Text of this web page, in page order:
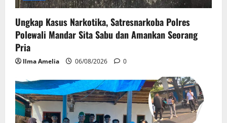
Ungkap Kasus Narkotika, Satresnarkoba Polres
Polewali Mandar Sita Sabu dan Amankan Seorang
Pria
Ilma Amelia 06/08/2026 0